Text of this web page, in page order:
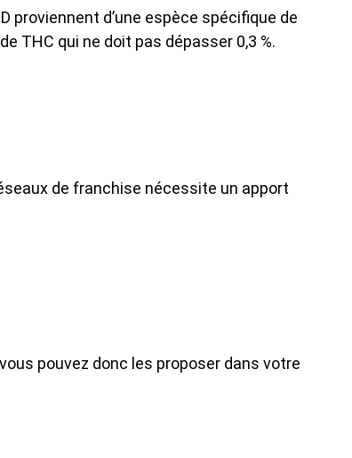
proviennent d’une espèce spécifique de
THC qui ne doit pas dépasser 0,3 %.
de franchise nécessite un apport
pouvez donc les proposer dans votre